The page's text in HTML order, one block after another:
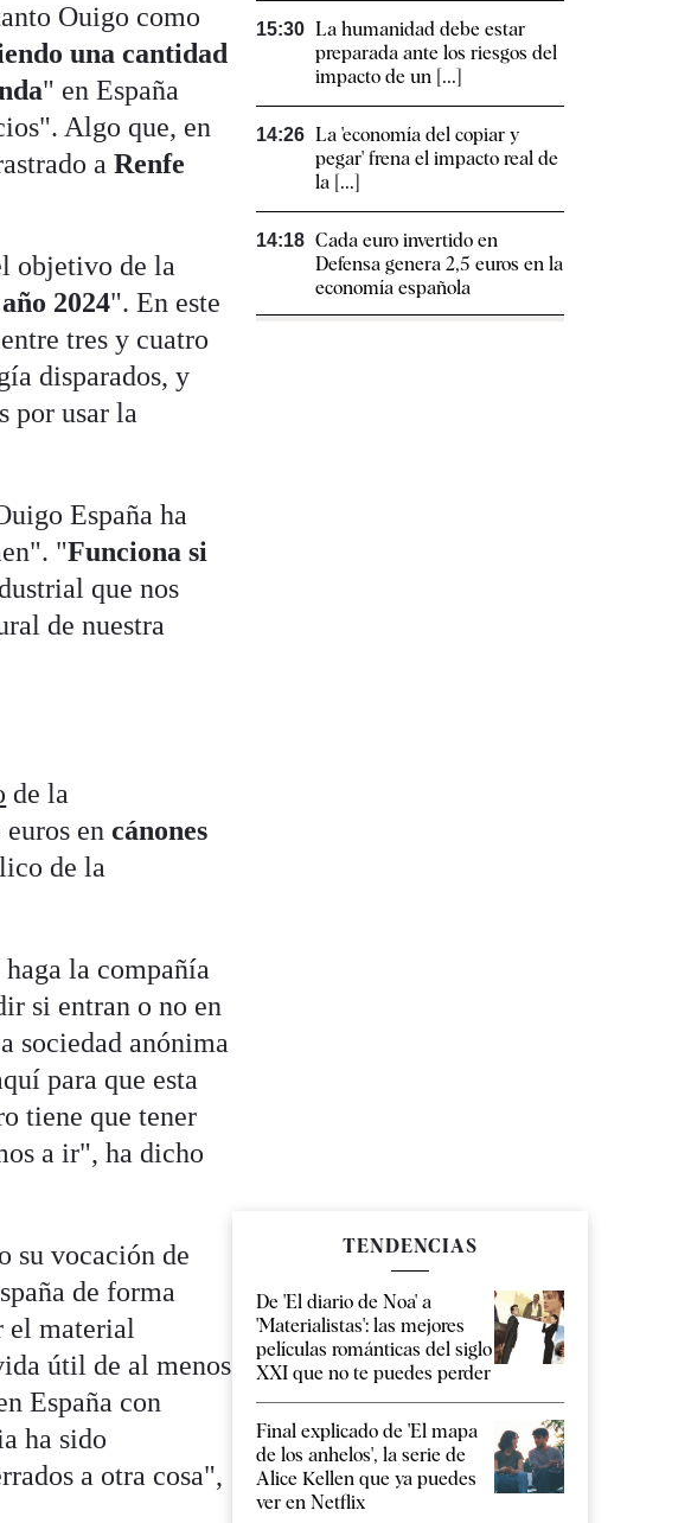
Ouigo como
una cantidad
" en España
Algo que, en
aRenfe
objetivo de la
2024". En este
tres y cuatro
disparados, y
por usar la
España ha
"Funciona si
que nos
de nuestra
de la
euros encánones
de la
la compañía
si entran o no en
sociedad anónima
para que esta
tiene que tener
a ir", ha dicho
su vocación de
de forma
el material
útil de al menos
España con
ha sido
a otra cosa",
15:30 La humanidad debe estar
preparada ante los riesgos del
impacto de un [...]
14:26 La 'economía del copiar y
pegar' frena el impacto real de
la [...]
14:18 Cada euro invertido en
Defensa genera 2,5 euros en la
economía española
TENDENCIAS
De 'El diario de Noa' a
'Materialistas': las mejores
películas románticas del siglo
XXI que no te puedes perder
Final explicado de 'El mapa
de los anhelos', la serie de
Alice Kellen que ya puedes
ver en Netflix